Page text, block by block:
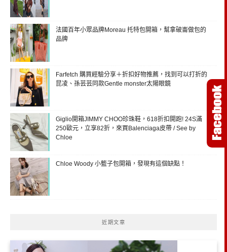
法國百年小眾品牌Moreau 托特包開箱，幫拿破崙做包的
品牌
Farfetch 購買經驗分享＋折扣好物推薦，找到可以打折的
昆凌、孫芸芸同款Gentle monster太陽眼鏡
Giglio開箱JIMMY CHOO珍珠鞋，618折扣開跑! 24S滿
250歐元，立享82折，來買Balenciaga皮帶 / See by
Chloe
Chloe Woody 小籃子包開箱，發現有這個缺點！
近期文章